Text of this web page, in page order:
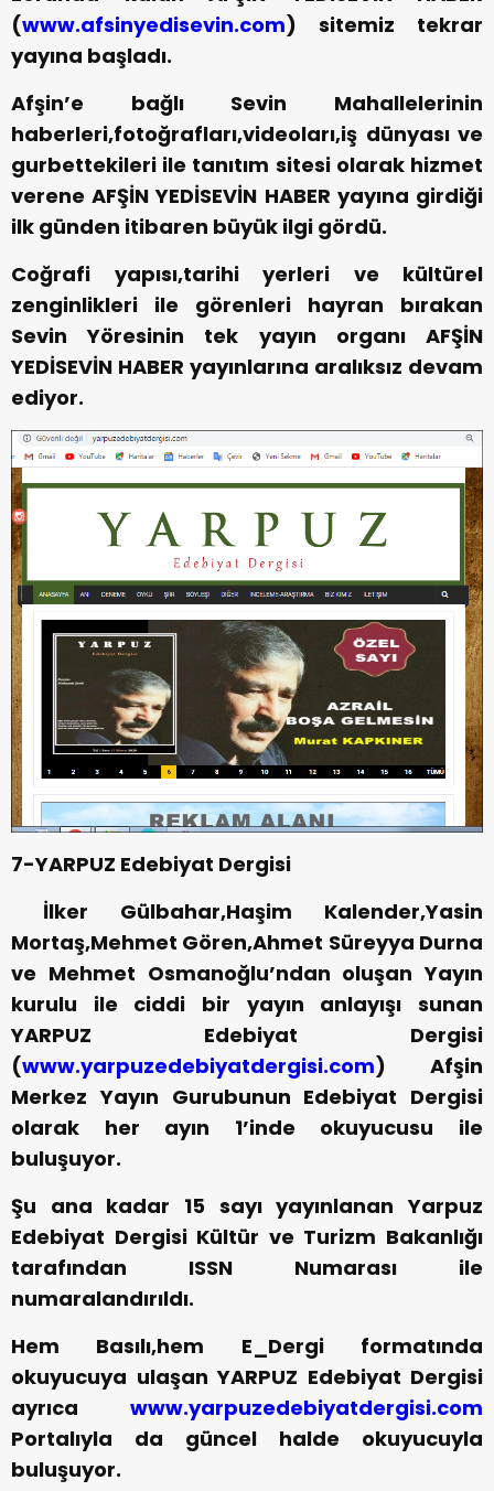
(www.afsinyedisevin.com) sitemiz tekrar
yayına başladı.
Afşin’e bağlı Sevin Mahallelerinin
haberleri,fotoğrafları,videoları,iş dünyası ve
gurbettekileri ile tanıtım sitesi olarak hizmet
verene AFŞİN YEDİSEVİN HABER yayına girdiği
ilk günden itibaren büyük ilgi gördü.
Coğrafi yapısı,tarihi yerleri ve kültürel
zenginlikleri ile görenleri hayran bırakan
Sevin Yöresinin tek yayın organı AFŞİN
YEDİSEVİN HABER yayınlarına aralıksız devam
ediyor.
7-YARPUZ Edebiyat Dergisi
İlker Gülbahar,Haşim Kalender,Yasin
Mortaş,Mehmet Gören,Ahmet Süreyya Durna
ve Mehmet Osmanoğlu’ndan oluşan Yayın
kurulu ile ciddi bir yayın anlayışı sunan
YARPUZ Edebiyat Dergisi
(www.yarpuzedebiyatdergisi.com) Afşin
Merkez Yayın Gurubunun Edebiyat Dergisi
olarak her ayın 1’inde okuyucusu ile
buluşuyor.
Şu ana kadar 15 sayı yayınlanan Yarpuz
Edebiyat Dergisi Kültür ve Turizm Bakanlığı
tarafından ISSN Numarası ile
numaralandırıldı.
Hem Basılı,hem E_Dergi formatında
okuyucuya ulaşan YARPUZ Edebiyat Dergisi
ayrıca www.yarpuzedebiyatdergisi.com
Portalıyla da güncel halde okuyucuyla
buluşuyor.